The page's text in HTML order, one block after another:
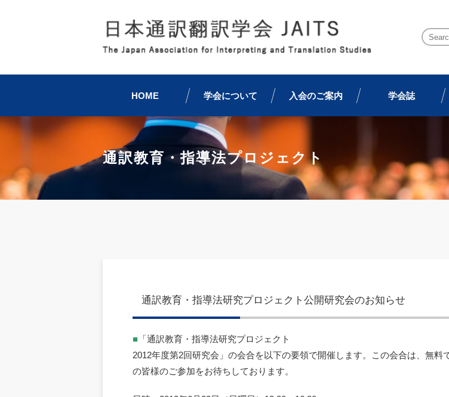
HOME 学会について 入会のご案内 学会誌
通訳教育・指導法プロジェクト
通訳教育・指導法研究プロジェクト公開研究会のお知らせ
■ 「通訳教育・指導法研究プロジェクト
2012年度第2回研究会」の会合を以下の要領で開催します。この会合は、無料
の皆様のご参加をお待ちしております。